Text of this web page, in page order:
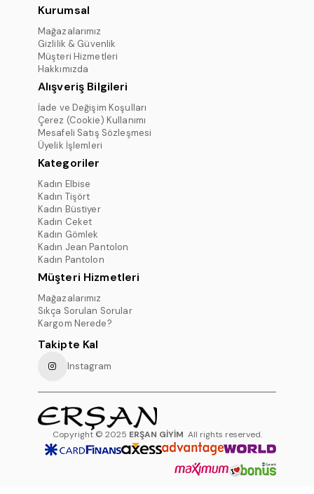
Kurumsal
Mağazalarımız
Gizlilik & Güvenlik
Müşteri Hizmetleri
Hakkımızda
Alışveriş Bilgileri
İade ve Değişim Koşulları
Çerez (Cookie) Kullanımı
Mesafeli Satış Sözleşmesi
Üyelik İşlemleri
Kategoriler
Kadın Elbise
Kadın Tişört
Kadın Büstiyer
Kadın Ceket
Kadın Gömlek
Kadın Jean Pantolon
Kadın Pantolon
Müşteri Hizmetleri
Mağazalarımız
Sıkça Sorulan Sorular
Kargom Nerede?
Takipte Kal
Instagram
Copyright © 2025 ERŞAN GİYİM All rights reserved.